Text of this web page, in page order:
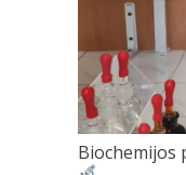
Biochemijos